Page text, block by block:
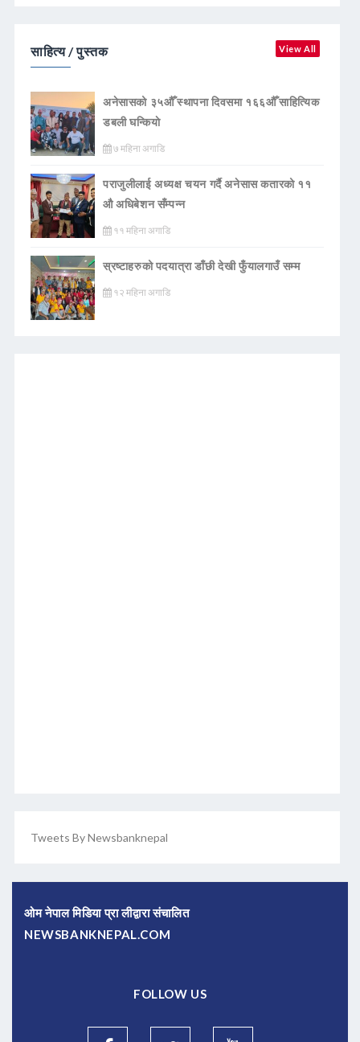
साहित्य / पुस्तक View All
अनेसासको ३५औँ स्थापना दिवसमा १६६औँ साहित्यिक
डबली घन्कियाे
७ महिना अगाडि
पराजुलीलाई अध्यक्ष चयन गर्दै अनेसास कतारको ११
औ अधिबेशन सँम्पन्न
११ महिना अगाडि
स्रष्टाहरुको पदयात्रा डाँछी देखी फुँयालगाउँ सम्म
१२ महिना अगाडि
Tweets By Newsbanknepal
ओम नेपाल मिडिया प्रा लीद्वारा संचालित
NEWSBANKNEPAL.COM
FOLLOW US